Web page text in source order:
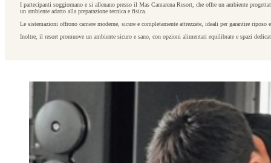
I partecipanti soggiornano e si allenano presso il Mas Camarena Resort, che offre un ambiente
un ambiente adatto alla preparazione tecnica e fisica.
Le sistemazioni offrono camere moderne, sicure e completamente attrezzate, ideali per garantire riposo
Inoltre, il resort promuove un ambiente sicuro e sano, con opzioni alimentari equilibrate e spazi